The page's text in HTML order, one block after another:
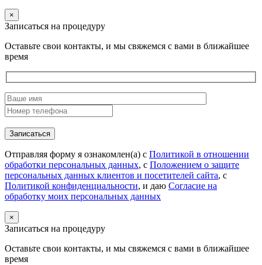
×
Записаться на процедуру
Оставьте свои контакты, и мы свяжемся с вами в ближайшее
время
Отправляя форму я ознакомлен(а) с Политикой в отношении
обработки персональных данных, с Положением о защите
персональных данных клиентов и посетителей сайта, с
Политикой конфиденциальности, и даю Согласие на
обработку моих персональных данных
×
Записаться на процедуру
Оставьте свои контакты, и мы свяжемся с вами в ближайшее
время